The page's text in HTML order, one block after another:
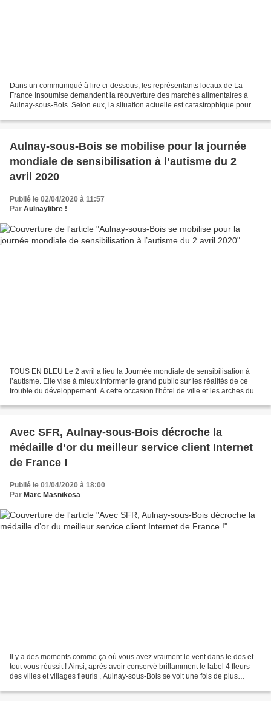
Dans un communiqué à lire ci-dessous, les représentants locaux de La
France Insoumise demandent la réouverture des marchés alimentaires à
Aulnay-sous-Bois. Selon eux, la situation actuelle est catastrophique pour
Aulnay-sous-Bois se mobilise pour la journée
mondiale de sensibilisation à l’autisme du 2
avril 2020
Publié le 02/04/2020 à 11:57
Par Aulnaylibre !
TOUS EN BLEU Le 2 avril a lieu la Journée mondiale de sensibilisation à
l’autisme. Elle vise à mieux informer le grand public sur les réalités de ce
trouble du développement. A cette occasion l'hôtel de ville et les arches du
Avec SFR, Aulnay-sous-Bois décroche la
médaille d’or du meilleur service client Internet
de France !
Publié le 01/04/2020 à 18:00
Par Marc Masnikosa
Il y a des moments comme ça où vous avez vraiment le vent dans le dos et
tout vous réussit ! Ainsi, après avoir conservé brillamment le label 4 fleurs
des villes et villages fleuris , Aulnay-sous-Bois se voit une fois de plus